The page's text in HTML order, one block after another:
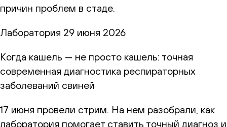
причин проблем в стаде.
Лаборатория 29 июня 2026
Когда кашель — не просто кашель: точная
современная диагностика респираторных
заболеваний свиней
17 июня провели стрим. На нем разобрали, как
лаборатория помогает ставить точный диагноз и